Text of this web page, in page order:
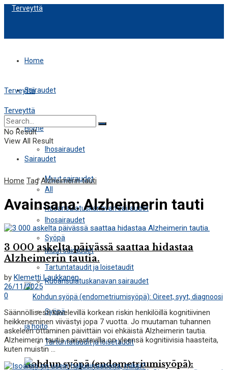
Terveyttä
Home
Sairaudet
Ihosairaudet
Muut sairaudet
Ruoansulatuskanavan sairaudet
Syöpä
Tartuntataudit ja loisetaudit
Kohdun syöpä (endometriumisyöpä):
Terveyttä
Home
Sairaudet
All
Ihosairaudet
Muut sairaudet
Ruoansulatuskanavan sairaudet
Syöpä
Tartuntataudit ja loisetaudit
Terveyttä
No Result
View All Result
Home Tag Alzheimerin tauti
Avainsana:Alzheimerin tauti
3 000 askelta päivässä saattaa hidastaa
Alzheimerin tautia.
by Klemetti Laukkanen
26/11/2025
0
Säännöllisesti kävelevillä korkean riskin henkilöillä kognitiivinen
heikkeneminen viivästyi jopa 7 vuotta. Jo muutaman tuhannen
askeleen ottaminen päivittäin voi ehkäistä Alzheimerin tautia.
Alzheimerin tautia sairastavilla on yleensä kognitiivisia haasteita,
kuten muistin ...